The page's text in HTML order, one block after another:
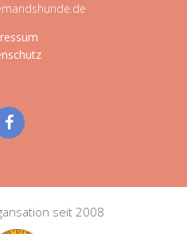
seit 2008